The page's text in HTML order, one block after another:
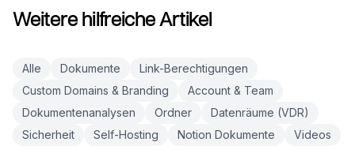
Weitere hilfreiche Artikel
Alle Dokumente
Link-Berechtigungen
Custom Domains & Branding
Account & Team
Dokumentenanalysen
Ordner
Datenräume (VDR)
Sicherheit
Self-Hosting Notion Dokumente Videos